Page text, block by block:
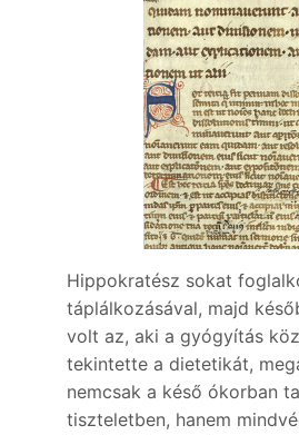
Hippokratész sokat
táplálkozásával, majd
volt az, aki a gyógyítás
tekintette a dietetikát,
nemcsak a késő ókorban
tiszteletben, hanem